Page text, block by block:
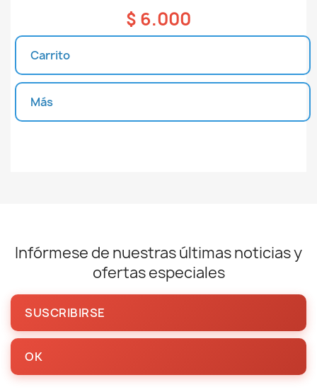
$ 6.000
Carrito
Más
Infórmese de nuestras últimas noticias y
ofertas especiales